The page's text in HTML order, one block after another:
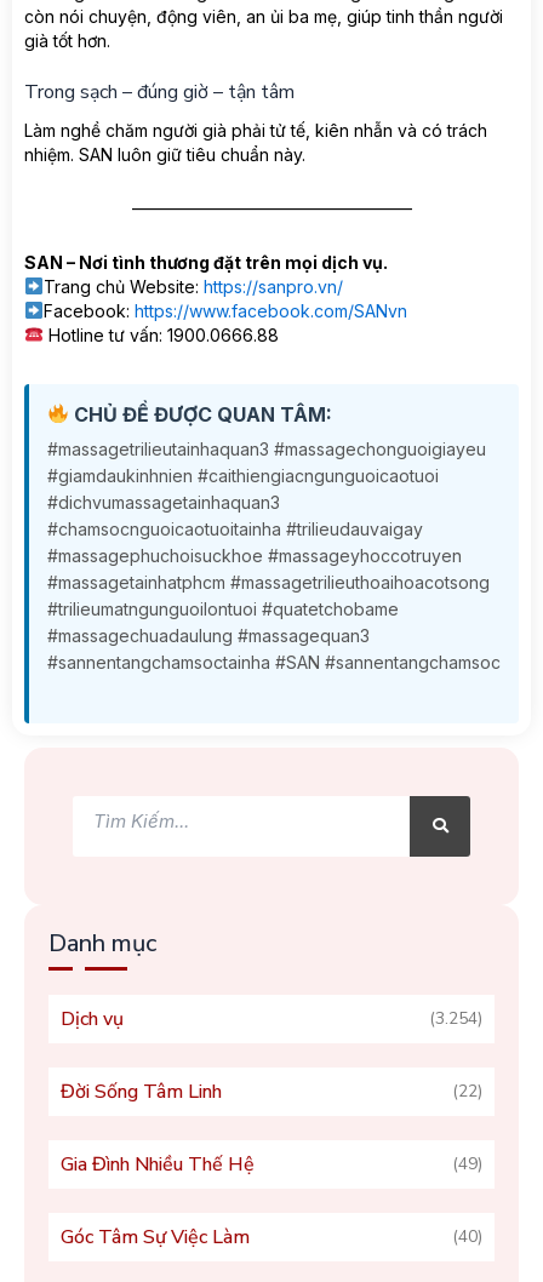
còn nói chuyện, động viên, an ủi ba mẹ, giúp tinh thần người
già tốt hơn.
Trong sạch – đúng giờ – tận tâm
Làm nghề chăm người già phải tử tế, kiên nhẫn và có trách
nhiệm. SAN luôn giữ tiêu chuẩn này.
————————————————–
SAN – Nơi tình thương đặt trên mọi dịch vụ.
Trang chủ Website: https://sanpro.vn/
Facebook: https://www.facebook.com/SANvn
Hotline tư vấn: 1900.0666.88
CHỦ ĐỀ ĐƯỢC QUAN TÂM:
#massagetrilieutainhaquan3 #massagechonguoigiayeu
#giamdaukinhnien #caithiengiacngunguoicaotuoi
#dichvumassagetainhaquan3
#chamsocnguoicaotuoitainha #trilieudauvaigay
#massagephuchoisuckhoe #massageyhoccotruyen
#massagetainhatphcm #massagetrilieuthoaihoacotsong
#trilieumatngunguoilontuoi #quatetchobame
#massagechuadaulung #massagequan3
#sannentangchamsoctainha #SAN #sannentangchamsoc
kiếm
Tìm
Danh mục
Dịch vụ (3.254)
Đời Sống Tâm Linh (22)
Gia Đình Nhiều Thế Hệ (49)
Góc Tâm Sự Việc Làm (40)